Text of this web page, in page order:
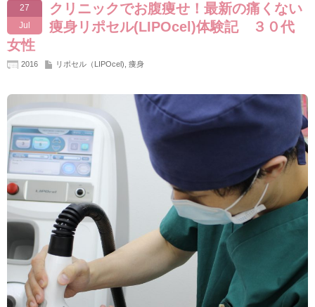
27
Jul
クリニックでお腹痩せ！最新の痛くない
痩身リポセル(LIPOcel)体験記 ３０代
女性
2016 リポセル（LIPOcel) 痩身